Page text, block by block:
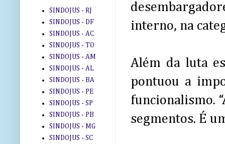
interno, na
Além da luta
pontuou a
funcionalismo.
segmentos. É
SINDOJUS - RJ
SINDOJUS - DF
SINDOJUS - AC
SINDOJUS - TO
SINDOJUS - AM
SINDOJUS - AL
SINDOJUS - BA
SINDOJUS - PE
SINDOJUS - SP
SINDOJUS - PB
SINDOJUS - MG
SINDOJUS - SC